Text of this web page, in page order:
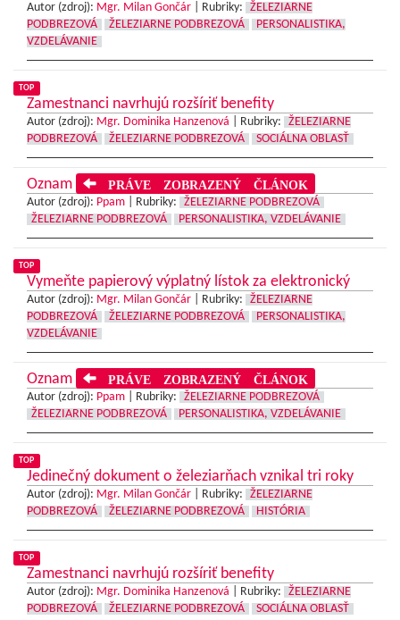
Autor (zdroj): Mgr. Milan Gončár Rubriky:
ŽELEZIARNE
PODBREZOVÁ
ŽELEZIARNE PODBREZOVÁ
PERSONALISTIKA,
VZDELÁVANIE
TOP
Zamestnanci navrhujú rozšíriť benefity
Autor (zdroj): Mgr. Dominika Hanzenová Rubriky:
ŽELEZIARNE
PODBREZOVÁ
ŽELEZIARNE PODBREZOVÁ SOCIÁLNA OBLASŤ
Oznam PRÁVE ZOBRAZENÝ ČLÁNOK
Autor (zdroj): Ppam Rubriky:
ŽELEZIARNE PODBREZOVÁ
ŽELEZIARNE PODBREZOVÁ
PERSONALISTIKA, VZDELÁVANIE
TOP
Vymeňte papierový výplatný lístok za elektronický
Autor (zdroj): Mgr. Milan Gončár Rubriky:
ŽELEZIARNE
PODBREZOVÁ
ŽELEZIARNE PODBREZOVÁ
PERSONALISTIKA,
VZDELÁVANIE
Oznam PRÁVE ZOBRAZENÝ ČLÁNOK
Autor (zdroj): Ppam Rubriky:
ŽELEZIARNE PODBREZOVÁ
ŽELEZIARNE PODBREZOVÁ
PERSONALISTIKA, VZDELÁVANIE
TOP
Jedinečný dokument o železiarňach vznikal tri roky
Autor (zdroj): Mgr. Milan Gončár Rubriky:
ŽELEZIARNE
PODBREZOVÁ
ŽELEZIARNE PODBREZOVÁ HISTÓRIA
TOP
Zamestnanci navrhujú rozšíriť benefity
Autor (zdroj): Mgr. Dominika Hanzenová Rubriky:
ŽELEZIARNE
PODBREZOVÁ
ŽELEZIARNE PODBREZOVÁ SOCIÁLNA OBLASŤ